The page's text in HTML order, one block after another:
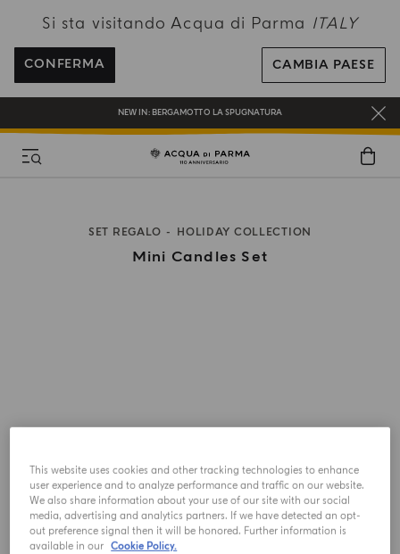
Si sta visitando Acqua di Parma ITALY
CONFERMA CAMBIA PAESE
SPEDIZIONI GRATUITE PER ORDINI SUPERIORI A 120€
REGISTRATI E RICEVI UN REGALO SPECIALE CON IL TUO PRIMO ACQUISTO
UN REGALO PER TE SUGLI ORDINI SUPERIORI AI 180€
NEW IN: BERGAMOTTO LA SPUGNATURA
SET REGALO HOLIDAY COLLECTION
Mini Candles Set
This website uses cookies and other tracking technologies to enhance
user experience and to analyze performance and traffic on our website.
We also share information about your use of our site with our social
media, advertising and analytics partners. If we have detected an opt-
out preference signal then it will be honored. Further information is
available in our Cookie Policy.